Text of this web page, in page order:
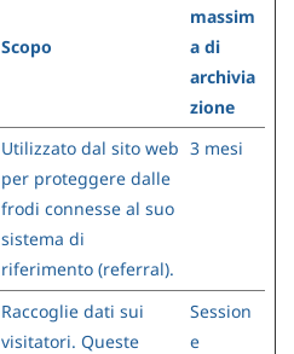
Scopo
massim
a di
archivia
zione
Utilizzato dal sito web
per proteggere dalle
frodi connesse al suo
sistema di
riferimento (referral).
3 mesi
Raccoglie dati sui
visitatori. Queste
Session
e